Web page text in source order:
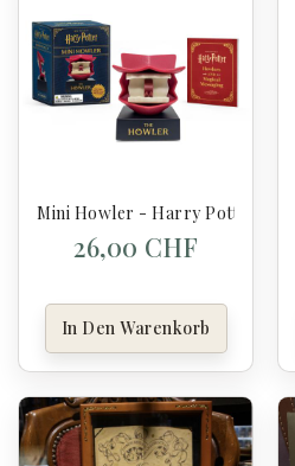
Mini Howler - Harry Potter
26,00 CHF
In Den Warenkorb